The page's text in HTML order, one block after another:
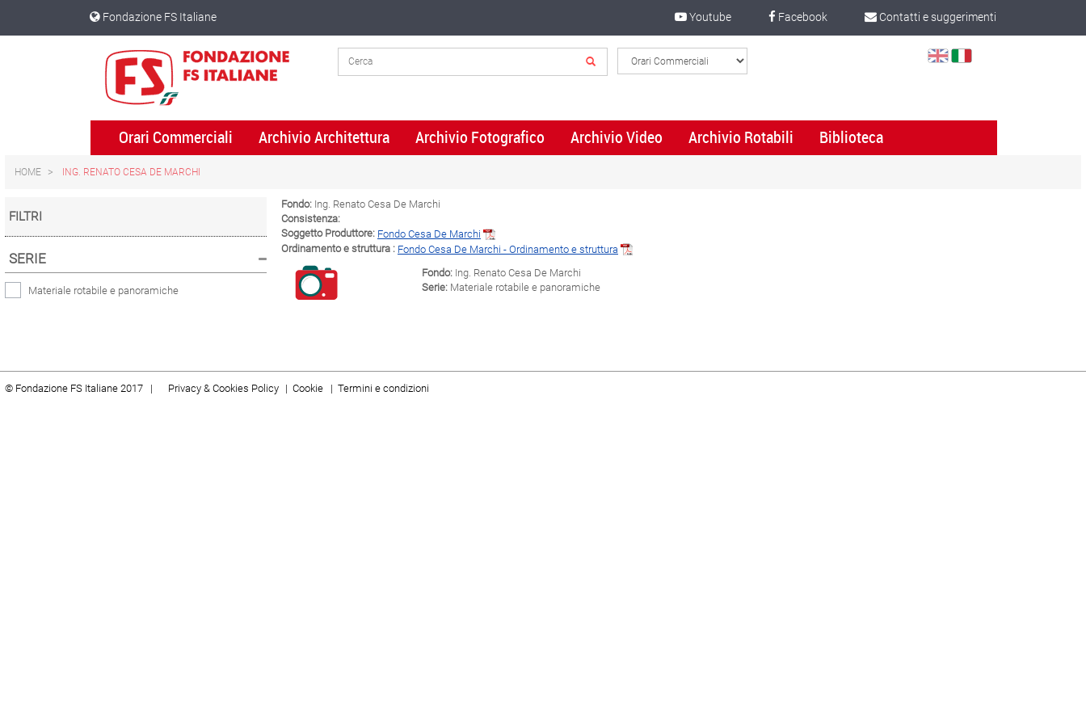
content
navigation
Contatti e suggerimenti
Facebook
Youtube
Fondazione FS Italiane
Select
Orari Commerciali Archivio Architettura Archivio Fotografico Archivio Video Archivio Rotabili Biblioteca
HOME ING. RENATO CESA DE MARCHI
FILTRI
SERIE
Materiale rotabile e panoramiche
Fondo: Ing. Renato Cesa De Marchi
Consistenza:
Soggetto Produttore: Fondo Cesa De Marchi
Ordinamento e struttura : Fondo Cesa De Marchi - Ordinamento e struttura
Fondo:Ing. Renato Cesa De Marchi
Serie:Materiale rotabile e panoramiche
© Fondazione FS Italiane 2017 | Privacy & Cookies Policy | Cookie | Termini e condizioni